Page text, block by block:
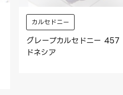
カルセドニー
グレープカルセドニー 457
ドネシア